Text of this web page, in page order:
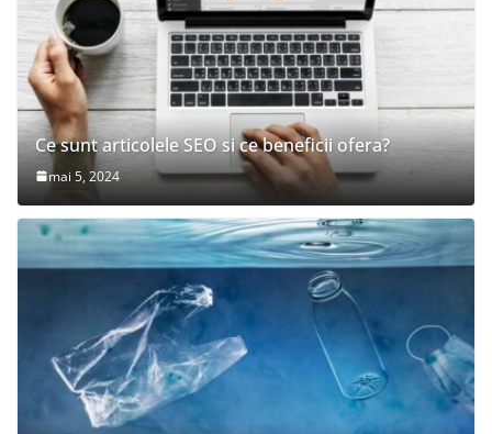
Ce sunt articolele SEO si ce beneficii ofera?
mai 5, 2024